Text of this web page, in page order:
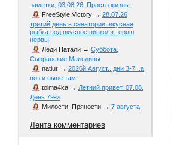
заметки, 03.08.26. Просто жизнь.
FreeStyle Victory → 28.07.26
третий день в санатории. вкусная
рыбка под вкусное пивко/ я теряю
нервы
Леди Натали → Суббота,
Сызранские Мальдивы
natiur → 2026й Август...дни 3-7...а
воз и ныне там...
tolma4ka → Летний привет. 07.08.
День 79-й
Милости_Пряности → 7 августа
Лента комментариев